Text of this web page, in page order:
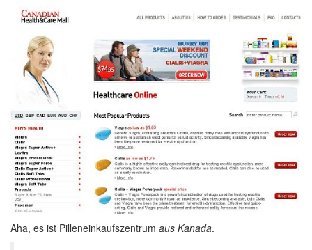
Aha, es ist Pilleneinkaufszentrum aus Kanada.